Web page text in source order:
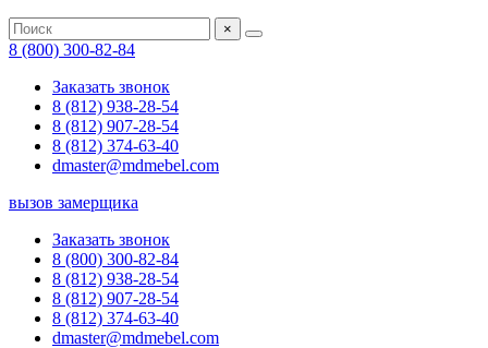
×
8 (800) 300-82-84
Заказать звонок
8 (812) 938-28-54
8 (812) 907-28-54
8 (812) 374-63-40
dmaster@mdmebel.com
вызов замерщика
Заказать звонок
8 (800) 300-82-84
8 (812) 938-28-54
8 (812) 907-28-54
8 (812) 374-63-40
dmaster@mdmebel.com